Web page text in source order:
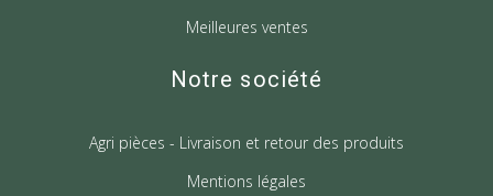
Meilleures ventes
Notre société
Agri pièces - Livraison et retour des produits
Mentions légales